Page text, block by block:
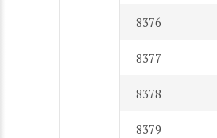
8376
8377
8378
8379